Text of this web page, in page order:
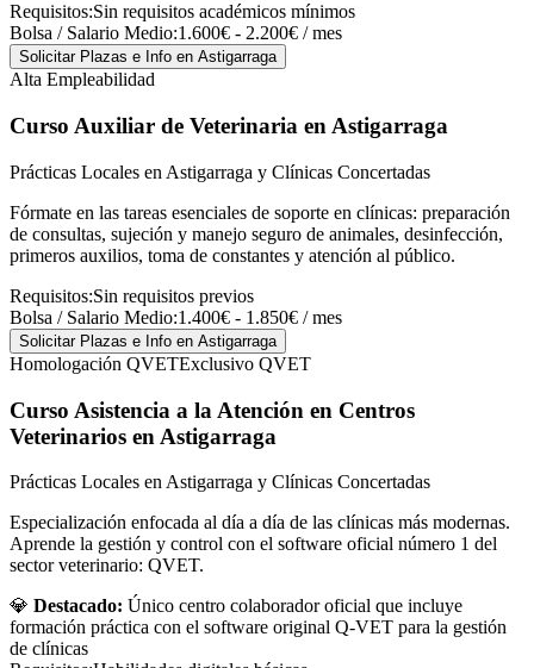
Requisitos:Sin requisitos académicos mínimos
Bolsa / Salario Medio:1.600€ - 2.200€ / mes
Solicitar Plazas e Info en Astigarraga
Alta Empleabilidad
Curso Auxiliar de Veterinaria en Astigarraga
Prácticas Locales en Astigarraga y Clínicas Concertadas
Fórmate en las tareas esenciales de soporte en clínicas: preparación
de consultas, sujeción y manejo seguro de animales, desinfección,
primeros auxilios, toma de constantes y atención al público.
Requisitos:Sin requisitos previos
Bolsa / Salario Medio:1.400€ - 1.850€ / mes
Solicitar Plazas e Info en Astigarraga
Homologación QVETExclusivo QVET
Curso Asistencia a la Atención en Centros
Veterinarios en Astigarraga
Prácticas Locales en Astigarraga y Clínicas Concertadas
Especialización enfocada al día a día de las clínicas más modernas.
Aprende la gestión y control con el software oficial número 1 del
sector veterinario: QVET.
💎 Destacado: Único centro colaborador oficial que incluye
formación práctica con el software original Q-VET para la gestión
de clínicas